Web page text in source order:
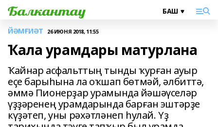
ЙӘМҒИӘТ 26 ИЮНЯ 2018, 11:55
Ҡала урамдары матурлана
Ҡайнар асфальттың тынды ҡурған ауыр
еҫе барыһына ла оҡшап бөтмәй, әлбиттә,
әммә Пионерҙар урамында йәшәүселәр
үҙҙәренең урамдарында барған эштәрҙе
күҙәтеп, уны рәхәтләнеп һулай. Үҙ